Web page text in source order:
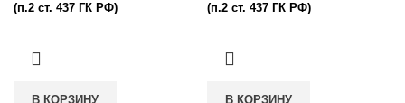
(п.2 ст. 437 ГК РФ)
В КОРЗИНУ
(п.2 ст. 437 ГК РФ)
В КОРЗИНУ